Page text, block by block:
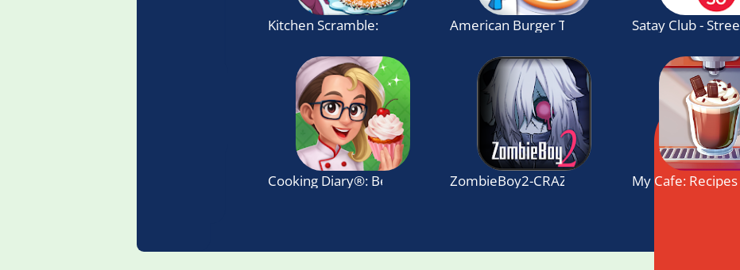
Kitchen Scramble: Cooking GameAmerican Burger Truck - Fast Food Cooking
Satay Club -
Cooking Diary®: Best Tasty Restaurant & Cafe Game
ZombieBoy2-CRAZY LOVE My Cafe: Recipes